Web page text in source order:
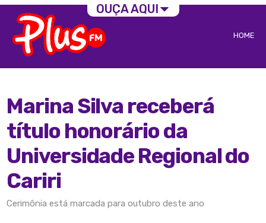
HOME
Marina Silva receberá
título honorário da
Universidade Regional do
Cariri
Cerimônia está marcada para outubro deste ano
OUÇA AQUI